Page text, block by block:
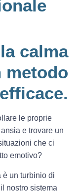
calma
metodo
le proprie
e trovare un
che ci
emotivo?
è un turbinio di
nostro sistema